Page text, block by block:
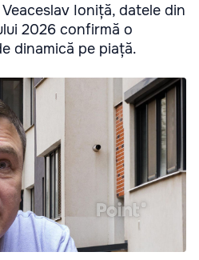
Ioniță, datele din
2026 confirmă o
dinamică pe piață.